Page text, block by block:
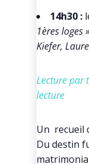
14h30 :
1ères loges
Kiefer,
Lecture par
lecture
Un recueil
Du destin